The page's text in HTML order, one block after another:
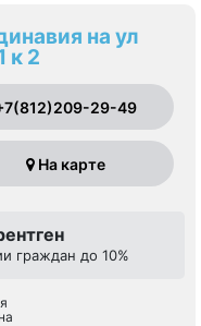
на ул
к 2
29-49
На карте
граждан до 10%